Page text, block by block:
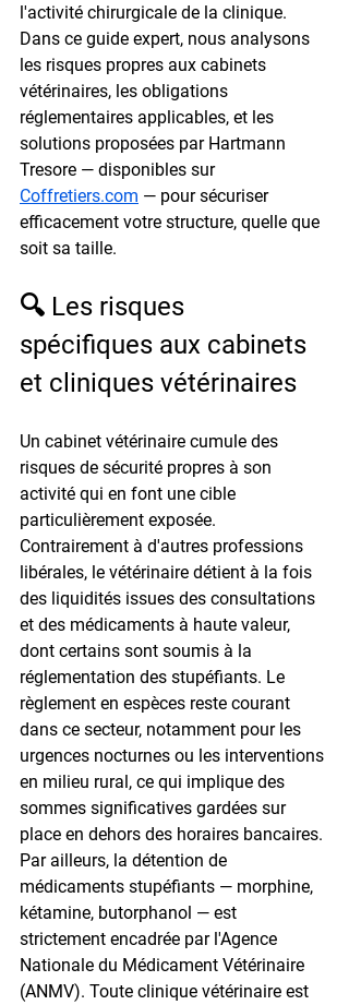
l'activité chirurgicale de la clinique.
Dans ce guide expert, nous analysons
les risques propres aux cabinets
vétérinaires, les obligations
réglementaires applicables, et les
solutions proposées par Hartmann
Tresore — disponibles sur
Coffretiers.com — pour sécuriser
efficacement votre structure, quelle que
soit sa taille.
🔍 Les risques
spécifiques aux cabinets
et cliniques vétérinaires
Un cabinet vétérinaire cumule des
risques de sécurité propres à son
activité qui en font une cible
particulièrement exposée.
Contrairement à d'autres professions
libérales, le vétérinaire détient à la fois
des liquidités issues des consultations
et des médicaments à haute valeur,
dont certains sont soumis à la
réglementation des stupéfiants. Le
règlement en espèces reste courant
dans ce secteur, notamment pour les
urgences nocturnes ou les interventions
en milieu rural, ce qui implique des
sommes significatives gardées sur
place en dehors des horaires bancaires.
Par ailleurs, la détention de
médicaments stupéfiants — morphine,
kétamine, butorphanol — est
strictement encadrée par l'Agence
Nationale du Médicament Vétérinaire
(ANMV). Toute clinique vétérinaire est